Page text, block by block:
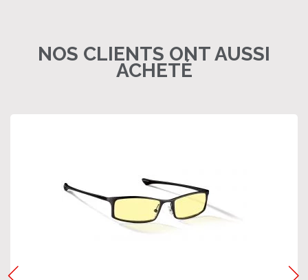
NOS CLIENTS ONT AUSSI
ACHETÉ